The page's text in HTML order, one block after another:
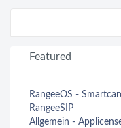
Featured
RangeeOS -
RangeeSIP
Allgemein -